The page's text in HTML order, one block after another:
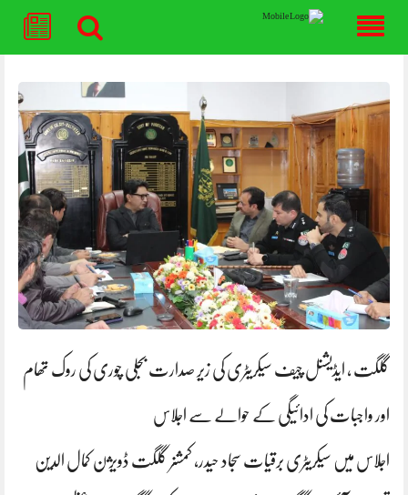
گلگت ، ایڈیشنل چیف سیکریٹری کی زیر صدارت بجلی چوری کی روک تھام
اور واجبات کی ادائیگی کے حوالے سے اجلاس
اجلاس میں سیکریٹری برقیات سجاد حیدر، کمشنر گلگت ڈویژن کمال الدین